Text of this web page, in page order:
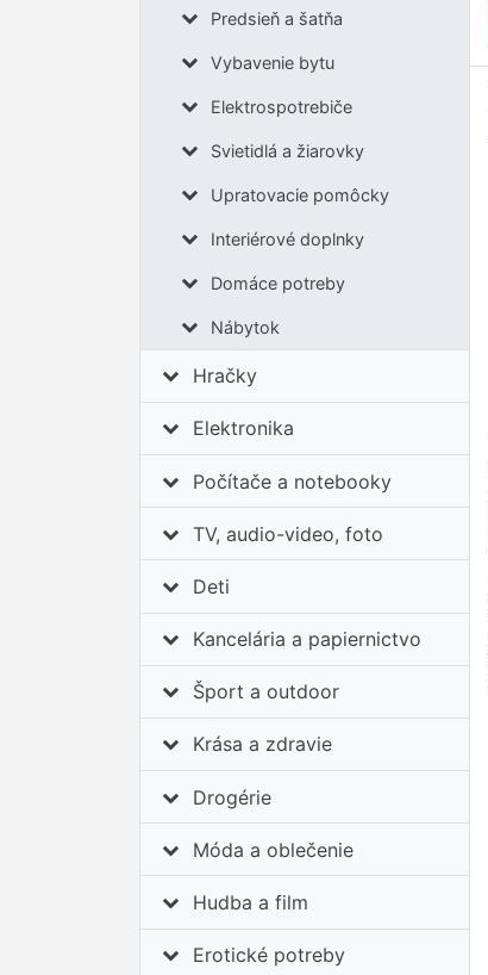
Predsieň a šatňa
Vybavenie bytu
Elektrospotrebiče
Svietidlá a žiarovky
Upratovacie pomôcky
Interiérové doplnky
Domáce potreby
Nábytok
Hračky
Elektronika
Počítače a notebooky
TV, audio-video, foto
Deti
Kancelária a papiernictvo
Šport a outdoor
Krása a zdravie
Drogérie
Móda a oblečenie
Hudba a film
Erotické potreby